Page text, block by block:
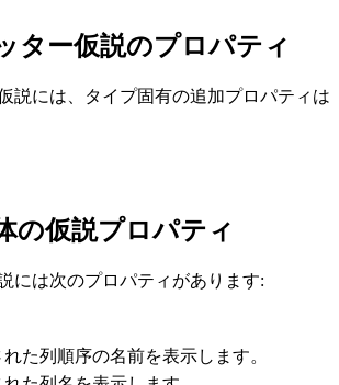
ター仮説のプロパティ
説には、タイプ固有の追加プロパティは
の仮説プロパティ
には次のプロパティがあります:
た列順序の名前を表示します。